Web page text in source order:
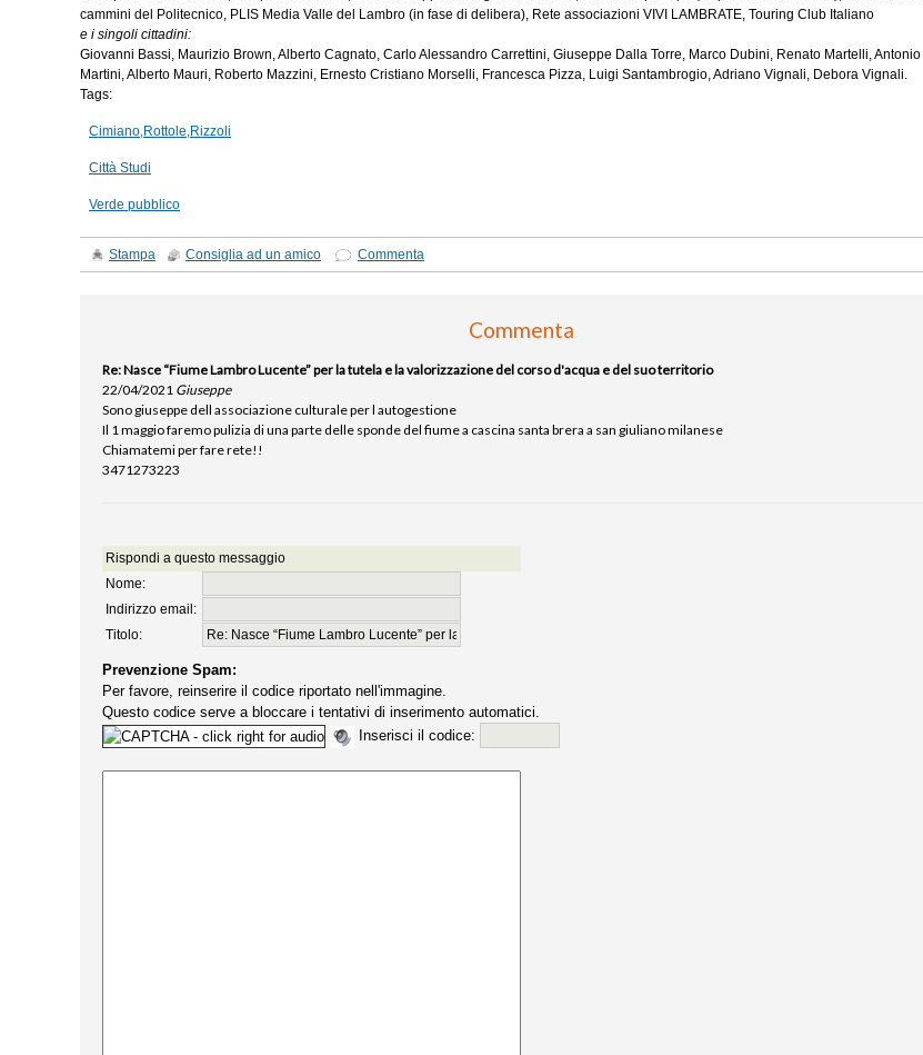
cammini del Politecnico, PLIS Media Valle del Lambro (in fase di delibera), Rete associazioni VIVI LAMBRATE, Touring Club Italiano
e i singoli cittadini:
Giovanni Bassi, Maurizio Brown, Alberto Cagnato, Carlo Alessandro Carrettini, Giuseppe Dalla Torre, Marco Dubini, Renato Martelli, Antonio
Martini, Alberto Mauri, Roberto Mazzini, Ernesto Cristiano Morselli, Francesca Pizza, Luigi Santambrogio, Adriano Vignali, Debora Vignali.
Tags:
Cimiano,Rottole,Rizzoli
Città Studi
Verde pubblico
Stampa Consiglia ad un amico Commenta
Commenta
Re: Nasce “Fiume Lambro Lucente” per la tutela e la valorizzazione del corso d'acqua e del suo territorio
22/04/2021 Giuseppe
Sono giuseppe dell associazione culturale per l autogestione
Il 1 maggio faremo pulizia di una parte delle sponde del fiume a cascina santa brera a san giuliano milanese
Chiamatemi per fare rete!!
3471273223
Rispondi a questo messaggio
Nome:
Indirizzo email:
Titolo:
Prevenzione Spam:
Per favore, reinserire il codice riportato nell'immagine.
Questo codice serve a bloccare i tentativi di inserimento automatici.
Inserisci il codice: